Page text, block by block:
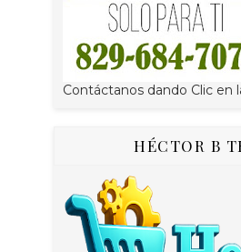
Contáctanos dando Clic en
HÉCTOR B